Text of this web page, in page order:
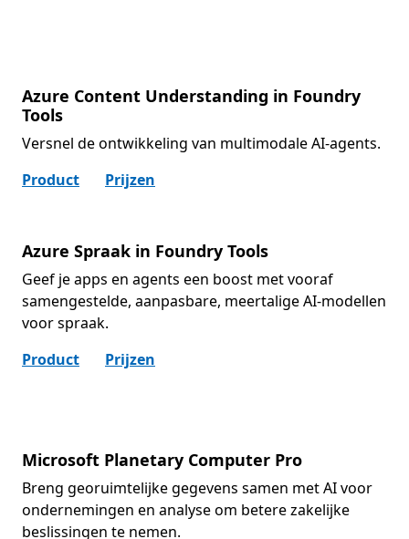
Azure Content Understanding in Foundry
Tools
Versnel de ontwikkeling van multimodale AI-agents.
Product
Prijzen
Azure Spraak in Foundry Tools
Geef je apps en agents een boost met vooraf
samengestelde, aanpasbare, meertalige AI-modellen
voor spraak.
Product
Prijzen
Microsoft Planetary Computer Pro
Breng georuimtelijke gegevens samen met AI voor
ondernemingen en analyse om betere zakelijke
beslissingen te nemen.